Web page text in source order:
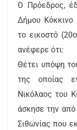
Ο Πρόεδρος,
Δήμου Κόκκινο
το εικοστό
ανέφερε ότι:
Θέτει υπόψη
της οποίας
Νικόλαος του
άσκησε την
Σιθωνίας που